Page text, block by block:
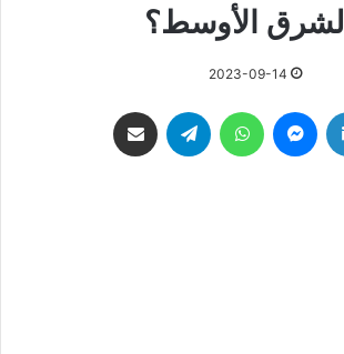
الشرق الأوسط؟
2023-09-14
لينكدإن ماسنجر واتساب تيلقرام